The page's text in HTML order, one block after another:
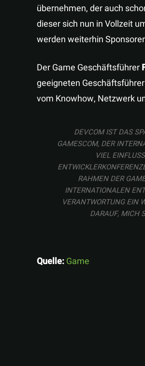
übernehmen, der auch
dieser sich nun in Vollzeit
werden weiterhin
Der Game Geschäftsführer
geeigneten
vom Knowhow, Netzwerk
DEVCOM IST DAS
GAMESCOM, DER
VIEL
RAHMEN DER
INTERNATIONALEN
VERANTWORTUNG EIN
DARAUF, MICH
Quelle:Game